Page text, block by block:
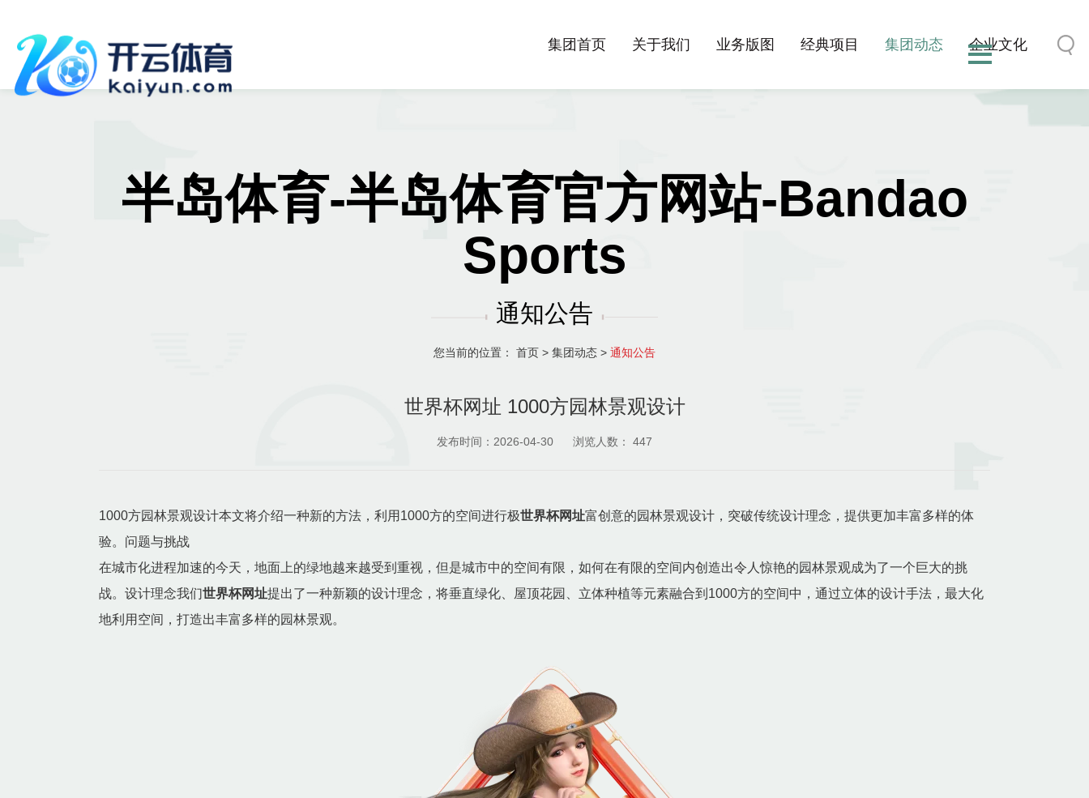
集团首页 关于我们 业务版图 经典项目 集团动态 企业文化
半岛体育-半岛体育官方网站-Bandao
Sports
通知公告
您当前的位置： 首页 > 集团动态 > 通知公告
世界杯网址 1000方园林景观设计
发布时间：2026-04-30 浏览人数： 447
1000方园林景观设计本文将介绍一种新的方法，利用1000方的空间进行极世界杯网址富创意的园林景观设计，突破传统设计理念，提供更加丰富多样的体
验。问题与挑战
在城市化进程加速的今天，地面上的绿地越来越受到重视，但是城市中的空间有限，如何在有限的空间内创造出令人惊艳的园林景观成为了一个巨大的挑
战。设计理念我们世界杯网址提出了一种新颖的设计理念，将垂直绿化、屋顶花园、立体种植等元素融合到1000方的空间中，通过立体的设计手法，最大化
地利用空间，打造出丰富多样的园林景观。